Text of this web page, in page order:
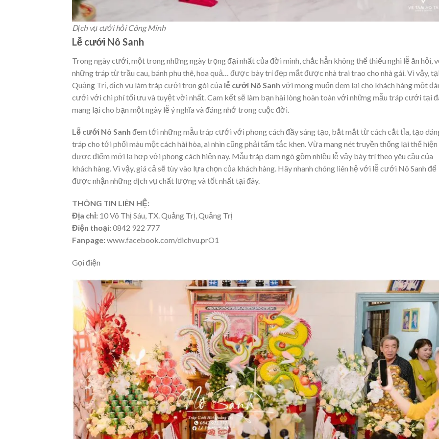
Dịch vụ cưới hỏi Công Minh
Lễ cưới Nô Sanh
Trong ngày cưới, một trong những ngày trọng đại nhất của đời mình, chắc hẳn không thể thiếu nghi lễ ăn hỏi,
những tráp từ trầu cau, bánh phu thê, hoa quả… được bày trí đẹp mắt được nhà trai trao cho nhà gái. Vì vậy, tại
Quảng Trị, dịch vụ làm tráp cưới trọn gói của lễ cưới Nô Sanh với mong muốn đem lại cho khách hàng một
cưới với chi phí tối ưu và tuyệt vời nhất. Cam kết sẽ làm bạn hài lòng hoàn toàn với những mẫu tráp cưới tại
mang lại cho bạn một ngày lễ ý nghĩa và đáng nhớ trong cuộc đời.
Lễ cưới Nô Sanh đem tới những mẫu tráp cưới với phong cách đầy sáng tạo, bắt mắt từ cách cắt tỉa, tạo
tráp cho tới phối màu một cách hài hòa, ai nhìn cũng phải tấm tắc khen. Vừa mang nét truyền thống lại thể hiện
được điểm mới lạ hợp với phong cách hiện nay. Mẫu tráp dạm ngõ gồm nhiều lễ vậy bày trí theo yêu cầu của
khách hàng. Vì vậy, giá cả sẽ tùy vào lựa chọn của khách hàng. Hãy nhanh chóng liên hệ với lễ cưới Nô Sanh để
được nhận những dịch vụ chất lượng và tốt nhất tại đây.
THÔNG TIN LIÊN HỆ:
Địa chỉ: 10 Võ Thị Sáu, TX. Quảng Trị, Quảng Trị
Điện thoại:0842 922 777
Fanpage:www.facebook.com/dichvu.prO1
Gọi điện